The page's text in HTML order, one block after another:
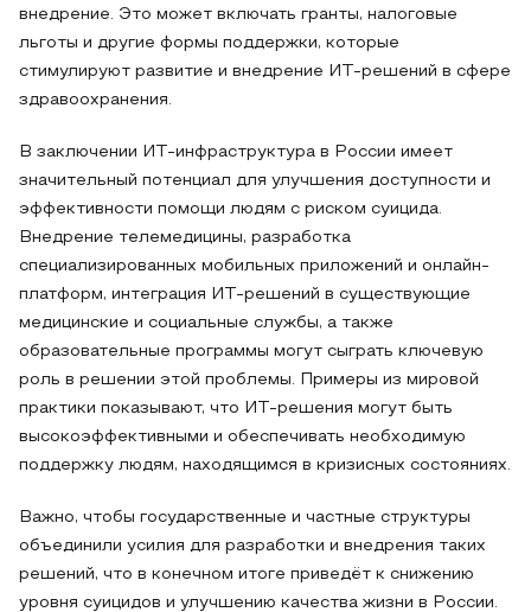
внедрение. Это может включать гранты, налоговые
льготы и другие формы поддержки, которые
стимулируют развитие и внедрение ИТ-решений в сфере
здравоохранения.
В заключении ИТ-инфраструктура в России имеет
значительный потенциал для улучшения доступности и
эффективности помощи людям с риском суицида.
Внедрение телемедицины, разработка
специализированных мобильных приложений и онлайн-
платформ, интеграция ИТ-решений в существующие
медицинские и социальные службы, а также
образовательные программы могут сыграть ключевую
роль в решении этой проблемы. Примеры из мировой
практики показывают, что ИТ-решения могут быть
высокоэффективными и обеспечивать необходимую
поддержку людям, находящимся в кризисных состояниях.
Важно, чтобы государственные и частные структуры
объединили усилия для разработки и внедрения таких
решений, что в конечном итоге приведёт к снижению
уровня суицидов и улучшению качества жизни в России.